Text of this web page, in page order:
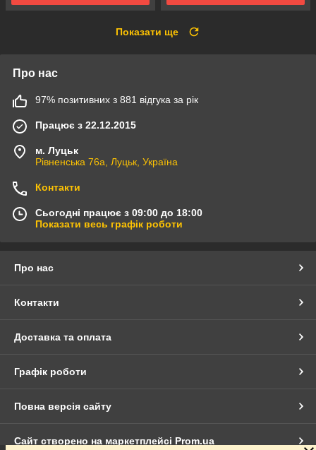
Показати ще
Про нас
97% позитивних з 881 відгука за рік
Працює з 22.12.2015
м. Луцьк
Рівненська 76а, Луцьк, Україна
Контакти
Сьогодні працює з 09:00 до 18:00
Показати весь графік роботи
Про нас
Контакти
Доставка та оплата
Графік роботи
Повна версія сайту
Сайт створено на маркетплейсі Prom.ua